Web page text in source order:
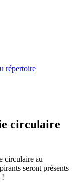
répertoire
circulaire
circulaire au
seront présents
!